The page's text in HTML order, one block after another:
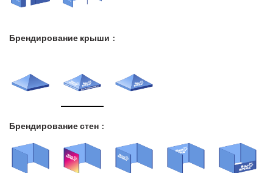
Брендирование крыши
Брендирование стен